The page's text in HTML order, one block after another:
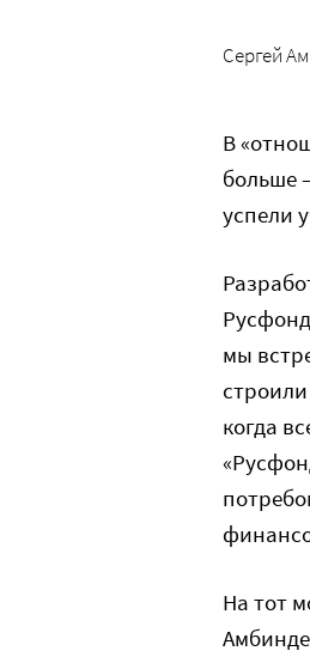
Сергей
В
больше
успели
мы
когда
На тот